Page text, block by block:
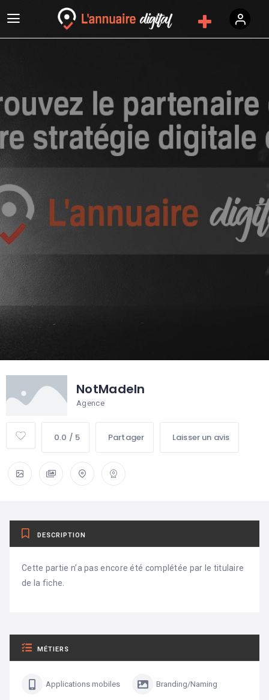
NotMadeIn
Agence
0.0 / 5 Partager Laisser un avis
DESCRIPTION
Cette partie n’a pas encore été complétée par le titulaire
de la fiche.
MÉTIERS
Applications mobiles Branding/Naming